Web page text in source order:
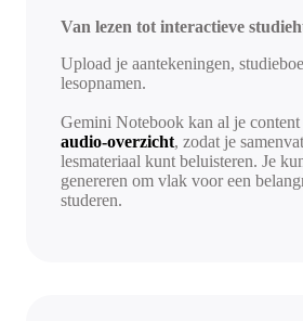
Van lezen tot interactieve
Upload je aantekeningen,
lesopnamen.
Gemini Notebook kan al je content
audio-overzicht, zodat je
lesmateriaal kunt beluisteren. Je
genereren om vlak voor een
studeren.